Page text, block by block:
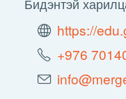
Бидэнтэй
https://
+976